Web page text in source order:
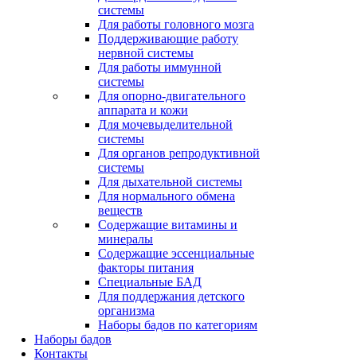
системы
Для работы головного мозга
Поддерживающие работу
нервной системы
Для работы иммунной
системы
Для опорно-двигательного
аппарата и кожи
Для мочевыделительной
системы
Для органов репродуктивной
системы
Для дыхательной системы
Для нормального обмена
веществ
Содержащие витамины и
минералы
Содержащие эссенциальные
факторы питания
Специальные БАД
Для поддержания детского
организма
Наборы бадов по категориям
Наборы бадов
Контакты